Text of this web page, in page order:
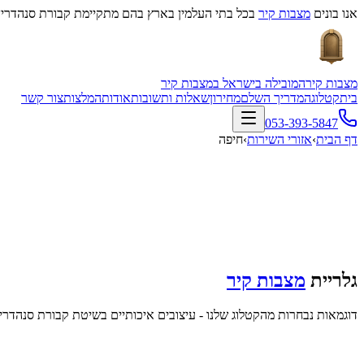
אנו בונים מצבות קיר בכל בתי העלמין בארץ בהם מתקיימת קבורת
מצבות קירהמובילה בישראל במצבות קיר
ביתקטלוגהמדריך השלםמחירוןשאלות ותשובותאודותהמלצותצור קשר
053-393-5847
דף הבית›אזורי השירות›חיפה
גלריית מצבות קיר
דוגמאות נבחרות מהקטלוג שלנו - עיצובים איכותיים בשיטת קבורת